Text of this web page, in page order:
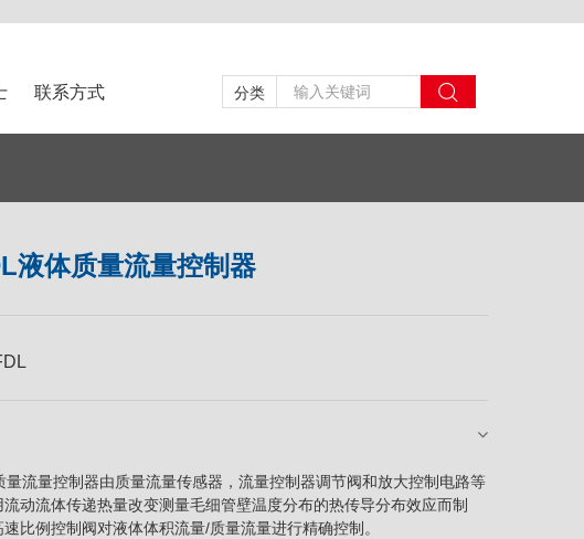
联系方式 分类
液体质量流量控制器
量流量控制器由质量流量传感器，流量控制器调节阀和放大控制电路等
动流体传递热量改变测量毛细管壁温度分布的热传导分布效应而制
比例控制阀对液体体积流量/质量流量进行精确控制。